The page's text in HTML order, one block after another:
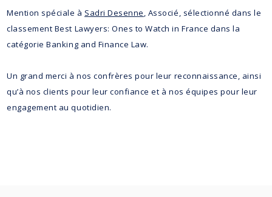
Mention spéciale à Sadri Desenne , Associé, sélectionné dans le
classement Best Lawyers: Ones to Watch in France dans la
catégorie Banking and Finance Law.
Un grand merci à nos confrères pour leur reconnaissance, ainsi
qu’à nos clients pour leur confiance et à nos équipes pour leur
engagement au quotidien.